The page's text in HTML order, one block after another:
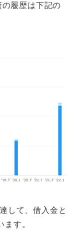
の履歴は下記の
して、借入金と
す。